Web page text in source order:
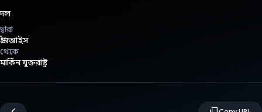
দল
দ্বারা
গ্রীনআইস
থেকে
মার্কিন যুক্তরাষ্ট্র